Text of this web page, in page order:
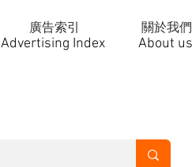
廣告索引 關於我們
About us
Advertising Index